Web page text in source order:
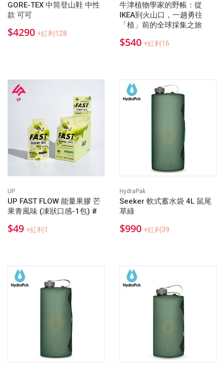
GORE-TEX 中筒登山鞋 中性
款 可可
$4290 +紅利128
牛津植物學家的野帳：從
IKEA到火山口，一趟勇往
「植」前的全球採集之旅
$540 +紅利16
UP
UP FAST FLOW 能量果膠 芒
果青風味 (凍狀口感-1包) #
$49 +紅利1
HydraPak
Seeker 軟式蓄水袋 4L 鼠尾
草綠
$990 +紅利39